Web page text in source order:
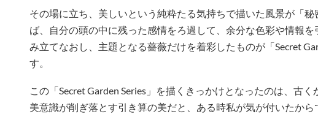
その場に立ち、美しいという純粋たる気持ちで描いた風景が「秘
ば、自分の頭の中に残った感情をろ過して、余分な色彩や情報を
み立てなおし、主題となる薔薇だけを着彩したものが「Secret
す。
この「Secret Garden Series」を描くきっかけとなったのは、古
美意識が削ぎ落とす引き算の美だと、ある時私が気が付いたから